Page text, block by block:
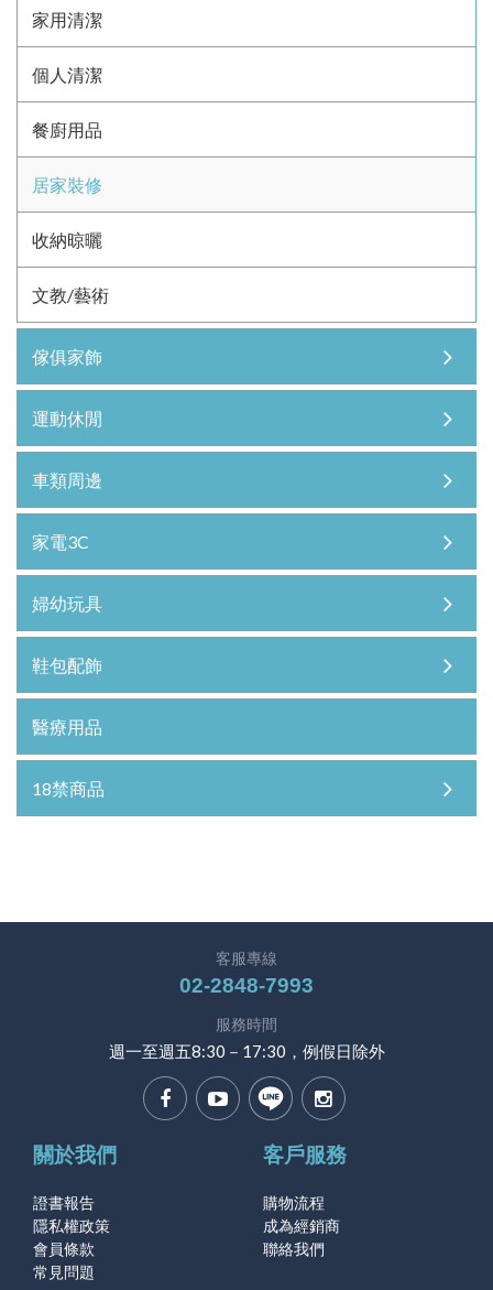
家用清潔
個人清潔
餐廚用品
居家裝修
收納晾曬
文教/藝術
傢俱家飾
運動休閒
車類周邊
家電3C
婦幼玩具
鞋包配飾
醫療用品
18禁商品
客服專線
02-2848-7993
服務時間
週一至週五8:30－17:30，例假日除外
關於我們
證書報告
隱私權政策
會員條款
常見問題
客戶服務
購物流程
成為經銷商
聯絡我們